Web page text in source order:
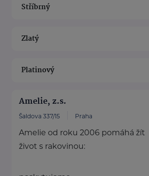
Stříbrný
Zlatý
Platinový
Amelie, z.s.
Šaldova 337/15 Praha
Amelie od roku 2006 pomáhá žít
život s rakovinou: